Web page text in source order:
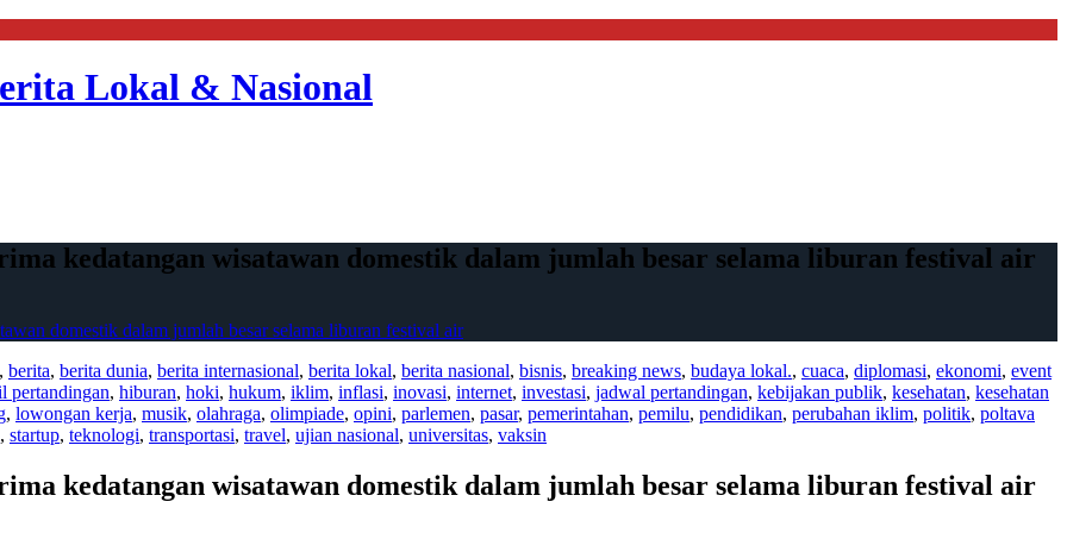
Lokal & Nasional
kedatangan wisatawan domestik dalam jumlah besar selama liburan festival air
domestik dalam jumlah besar selama liburan festival air
, berita, berita dunia, berita internasional, berita lokal, berita nasional, bisnis, breaking news, budaya lokal., cuaca, diplomasi, ekonomi, event
pertandingan, hiburan, hoki, hukum, iklim, inflasi, inovasi, internet, investasi, jadwal pertandingan, kebijakan publik, kesehatan, kesehatan
, lowongan kerja, musik, olahraga, olimpiade, opini, parlemen, pasar, pemerintahan, pemilu, pendidikan, perubahan iklim, politik, poltava
, startup, teknologi, transportasi, travel, ujian nasional, universitas, vaksin
kedatangan wisatawan domestik dalam jumlah besar selama liburan festival air